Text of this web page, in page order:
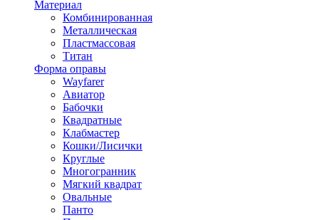
Материал
Комбинированная
Металлическая
Пластмассовая
Титан
Форма оправы
Wayfarer
Авиатор
Бабочки
Квадратные
Клабмастер
Кошки/Лисички
Круглые
Многогранник
Мягкий квадрат
Овальные
Панто